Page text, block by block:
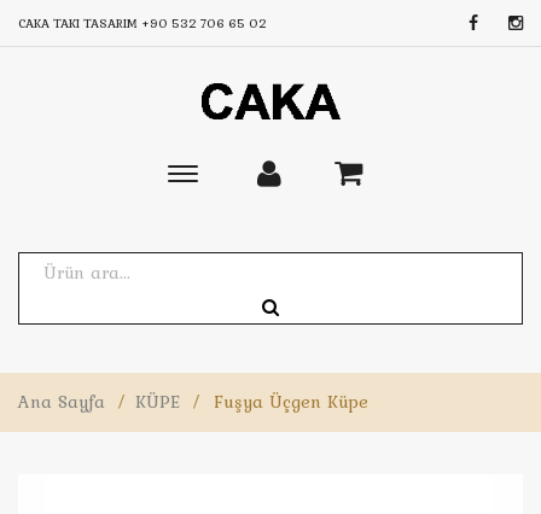
CAKA TAKI TASARIM +90 532 706 65 02
Toggle
Ana Sayfa / KÜPE / Fuşya Üçgen Küpe